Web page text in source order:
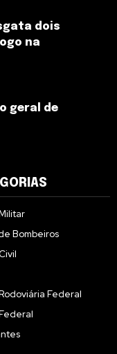
dois
na
geral de
Bombeiros
Federal